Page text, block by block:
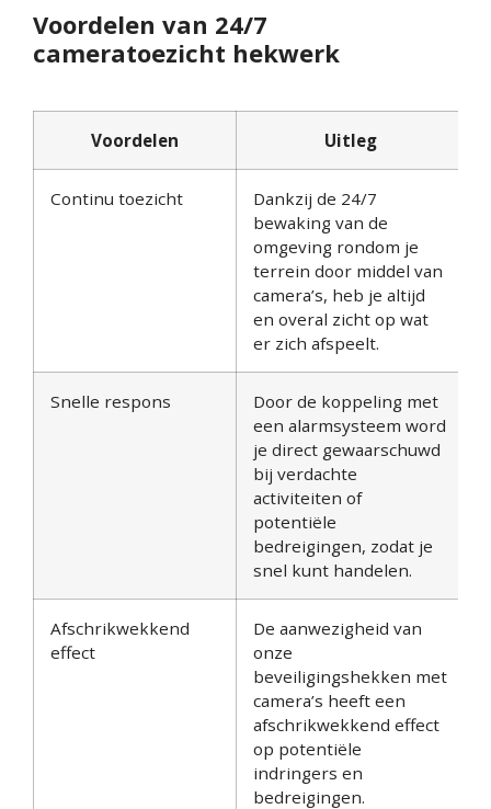
Voordelen van 24/7
cameratoezicht hekwerk
Voordelen Uitleg
Continu toezicht
Dankzij de 24/7
bewaking van de
omgeving rondom je
terrein door middel van
camera’s, heb je altijd
en overal zicht op wat
er zich afspeelt.
Snelle respons
Door de koppeling met
een alarmsysteem word
je direct gewaarschuwd
bij verdachte
activiteiten of
potentiële
bedreigingen, zodat je
snel kunt handelen.
Afschrikwekkend
effect
De aanwezigheid van
onze
beveiligingshekken met
camera’s heeft een
afschrikwekkend effect
op potentiële
indringers en
bedreigingen.